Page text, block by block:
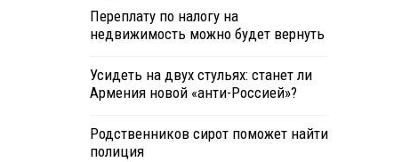
Переплату по налогу на
недвижимость можно будет вернуть
Усидеть на двух стульях: станет ли
Армения новой «анти-Россией»?
Родственников сирот поможет найти
полиция